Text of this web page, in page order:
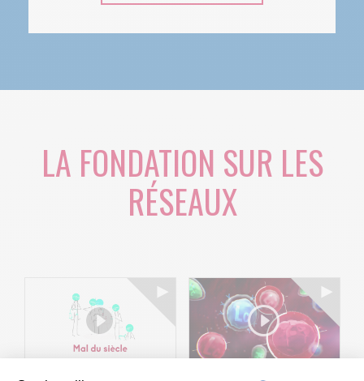
LA FONDATION SUR LES
RÉSEAUX